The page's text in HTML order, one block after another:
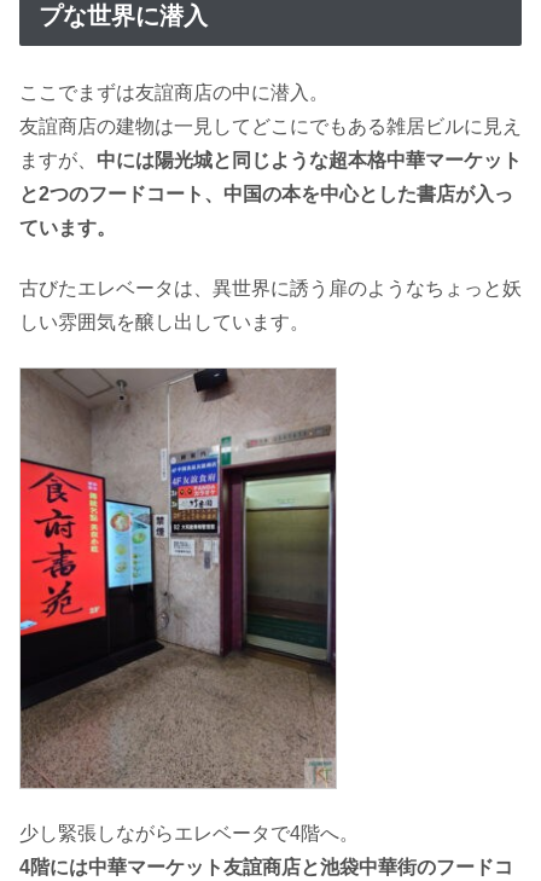
プな世界に潜入
ここでまずは友誼商店の中に潜入。
友誼商店の建物は一見してどこにでもある雑居ビルに見え
ますが、 中には陽光城と同じような超本格中華マーケット
と2つのフードコート、中国の本を中心とした書店が入っ
ています。
古びたエレベータは、異世界に誘う扉のようなちょっと妖
しい雰囲気を醸し出しています。
少し緊張しながらエレベータで4階へ。
4階には中華マーケット友誼商店と池袋中華街のフードコ